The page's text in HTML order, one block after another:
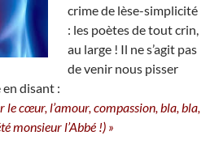
crime de lèse-simplicité
: les poètes de tout crin,
au large ! Il ne s’agit pas
de venir nous pisser
disant :
cœur, l’amour, compassion, bla, bla,
monsieur l’Abbé !) »